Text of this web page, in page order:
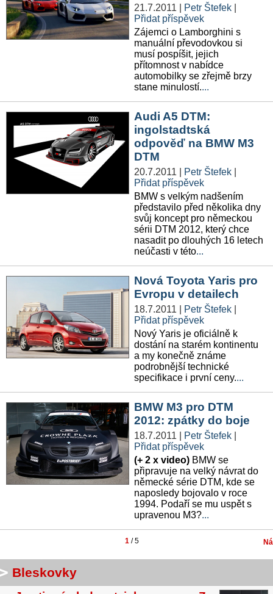
21.7.2011 Petr Štefek
Přidat příspěvek
Zájemci o Lamborghini s
manuální převodovkou si
musí pospíšit, jejich
přítomnost v nabídce
automobilky se zřejmě brzy
stane minulostí....
Audi A5 DTM:
ingolstadtská
odpověď na BMW M3
DTM
20.7.2011 Petr Štefek
Přidat příspěvek
BMW s velkým nadšením
představilo před několika dny
svůj koncept pro německou
sérii DTM 2012, který chce
nasadit po dlouhých 16 letech
neúčasti v této...
Nová Toyota Yaris pro
Evropu v detailech
18.7.2011 Petr Štefek
Přidat příspěvek
Nový Yaris je oficiálně k
dostání na starém kontinentu
a my konečně známe
podrobnější technické
specifikace i první ceny....
BMW M3 pro DTM
2012: zpátky do boje
18.7.2011 Petr Štefek
Přidat příspěvek
(+ 2 x video) BMW se
připravuje na velký návrat do
německé série DTM, kde se
naposledy bojovalo v roce
1994. Podaří se mu uspět s
upravenou M3?...
1/ 5
Bleskovky